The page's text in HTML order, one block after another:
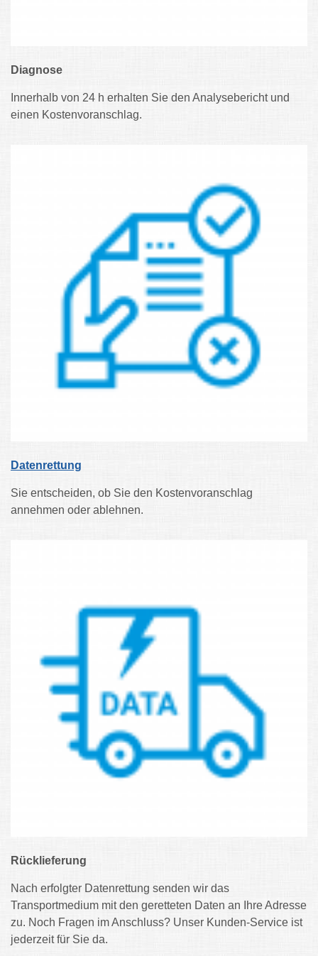
Diagnose
Innerhalb von 24 h erhalten Sie den Analysebericht und
einen Kostenvoranschlag.
Datenrettung
Sie entscheiden, ob Sie den Kostenvoranschlag
annehmen oder ablehnen.
Rücklieferung
Nach erfolgter Datenrettung senden wir das
Transportmedium mit den geretteten Daten an Ihre Adresse
zu. Noch Fragen im Anschluss? Unser Kunden-Service ist
jederzeit für Sie da.